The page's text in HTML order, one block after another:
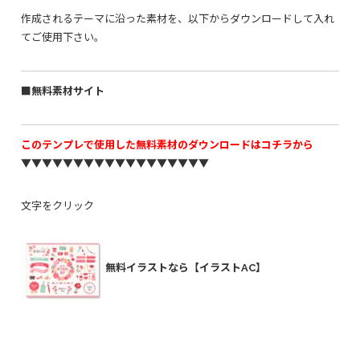
作成されるテーマに沿った素材を、以下からダウンロードして入れ
てご使用下さい。
■無料素材サイト
このテンプレで使用した無料素材のダウンロードはコチラから
▼▼▼▼▼▼▼▼▼▼▼▼▼▼▼▼▼▼
文字をクリック
無料イラストなら【イラストAC】